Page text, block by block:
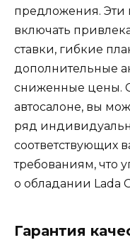
предложения. Эти
включать
ставки, гибкие
дополнительные
сниженные цены.
автосалоне, вы
ряд
требованиям, что
о обладании Lada
Гарантия